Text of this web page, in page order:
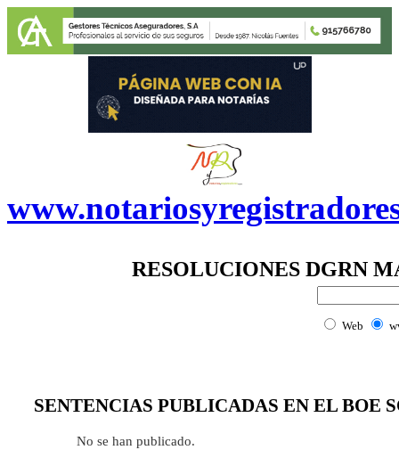
RESOLUCIONES DGRN
Web
SENTENCIAS PUBLICADAS EN EL BOE
No se han publicado.